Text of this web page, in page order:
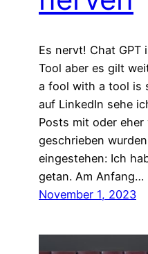
Es nervt! Chat GPT
Tool aber es gilt
a fool with a tool is
auf LinkedIn sehe
Posts mit oder eher
geschrieben
eingestehen: Ich
getan. Am Anfang…
November 1, 2023